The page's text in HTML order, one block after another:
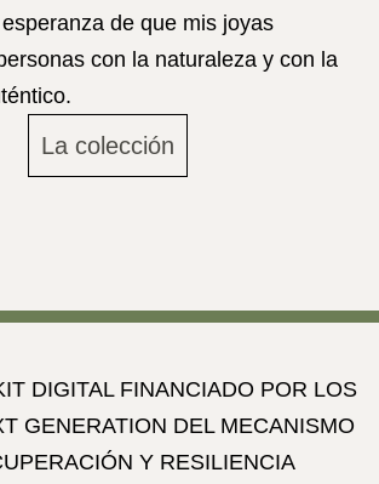
de que mis joyas
con la naturaleza y con la
La colección
DIGITAL FINANCIADO POR LOS
GENERATION DEL MECANISMO
Y RESILIENCIA